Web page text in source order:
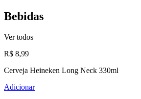
Bebidas
Ver todos
R$ 8,99
Cerveja Heineken Long Neck 330ml
Adicionar